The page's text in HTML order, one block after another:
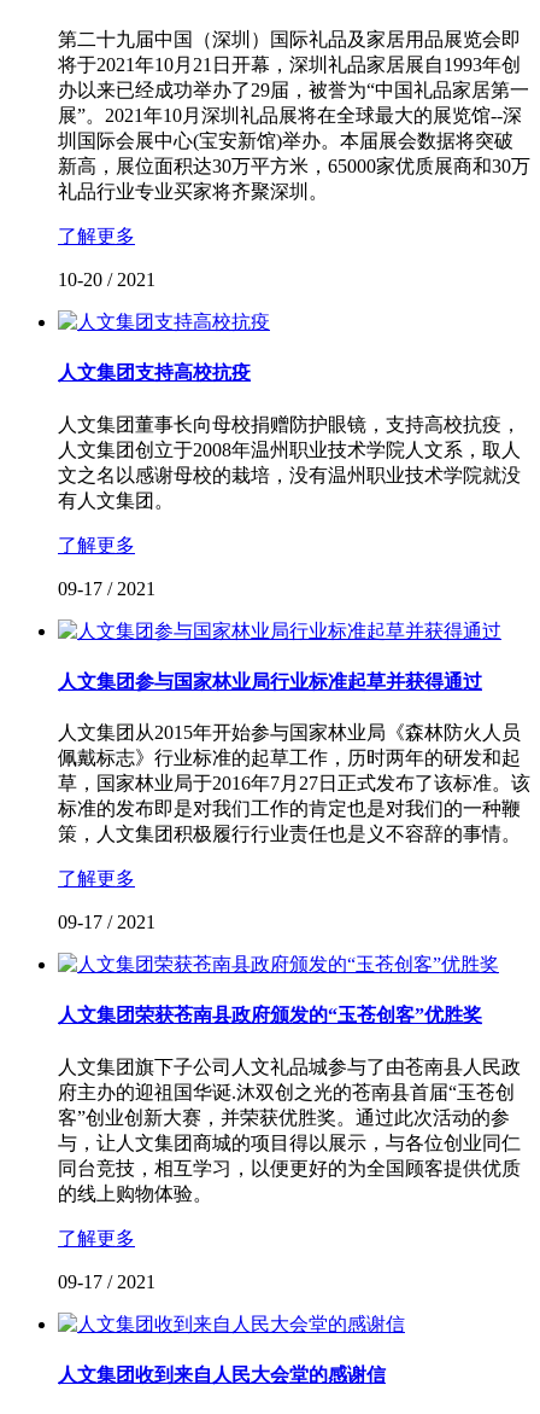
第二十九届中国（深圳）国际礼品及家居用品展览会即
将于2021年10月21日开幕，深圳礼品家居展自1993年创
办以来已经成功举办了29届，被誉为“中国礼品家居第一
展”。2021年10月深圳礼品展将在全球最大的展览馆--深
圳国际会展中心(宝安新馆)举办。本届展会数据将突破
新高，展位面积达30万平方米，65000家优质展商和30万
礼品行业专业买家将齐聚深圳。
了解更多
10-20 / 2021
人文集团支持高校抗疫
人文集团董事长向母校捐赠防护眼镜，支持高校抗疫，
人文集团创立于2008年温州职业技术学院人文系，取人
文之名以感谢母校的栽培，没有温州职业技术学院就没
有人文集团。
了解更多
09-17 / 2021
人文集团参与国家林业局行业标准起草并获得通过
人文集团从2015年开始参与国家林业局《森林防火人员
佩戴标志》行业标准的起草工作，历时两年的研发和起
草，国家林业局于2016年7月27日正式发布了该标准。该
标准的发布即是对我们工作的肯定也是对我们的一种鞭
策，人文集团积极履行行业责任也是义不容辞的事情。
了解更多
09-17 / 2021
人文集团荣获苍南县政府颁发的“玉苍创客”优胜奖
人文集团旗下子公司人文礼品城参与了由苍南县人民政
府主办的迎祖国华诞.沐双创之光的苍南县首届“玉苍创
客”创业创新大赛，并荣获优胜奖。通过此次活动的参
与，让人文集团商城的项目得以展示，与各位创业同仁
同台竞技，相互学习，以便更好的为全国顾客提供优质
的线上购物体验。
了解更多
09-17 / 2021
人文集团收到来自人民大会堂的感谢信